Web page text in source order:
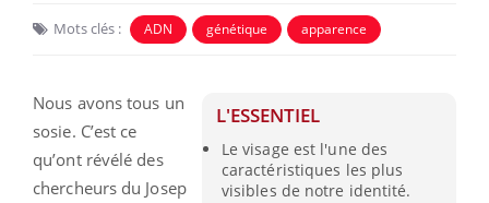
Mots clés : ADN génétique apparence
L'ESSENTIEL
Le visage est l'une des
caractéristiques les plus
visibles de notre identité.
Nous avons tous un
sosie. C’est ce
qu’ont révélé des
chercheurs du Josep